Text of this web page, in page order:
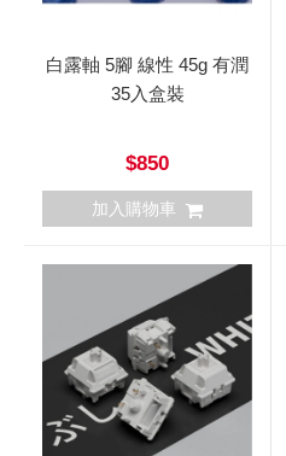
白露軸 5腳 線性 45g 有潤
35入盒裝
$850
加入購物車